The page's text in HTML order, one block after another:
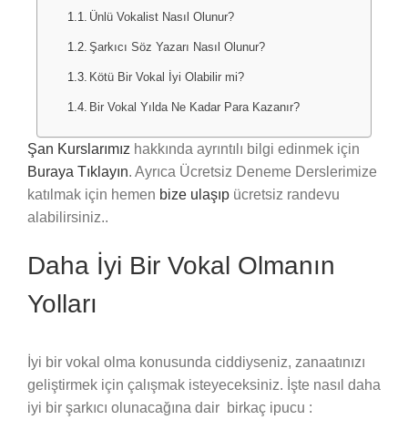
Ünlü Vokalist Nasıl Olunur?
Şarkıcı Söz Yazarı Nasıl Olunur?
Kötü Bir Vokal İyi Olabilir mi?
Bir Vokal Yılda Ne Kadar Para Kazanır?
Şan Kurslarımız hakkında ayrıntılı bilgi edinmek için
Buraya Tıklayın. Ayrıca Ücretsiz Deneme Derslerimize
katılmak için hemen bize ulaşıp ücretsiz randevu
alabilirsiniz..
Daha İyi Bir Vokal Olmanın
Yolları
İyi bir vokal olma konusunda ciddiyseniz, zanaatınızı
geliştirmek için çalışmak isteyeceksiniz. İşte nasıl daha
iyi bir şarkıcı olunacağına dair birkaç ipucu :